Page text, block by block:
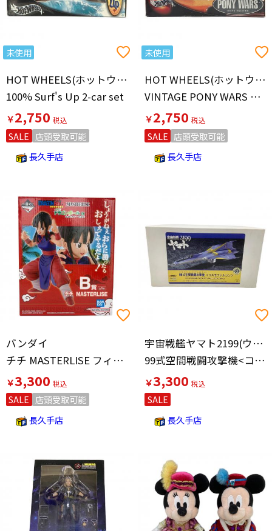
未使用
HOT WHEELS(ホットウィール)
100% Surf's Up 2-car set
￥2,750
SALE 店頭受取可能
長久手店
未使用
HOT WHEELS(ホットウィール)
VINTAGE PONY WARS ROAD RACING
￥2,750
SALE 店頭受取可能
長久手店
バンダイ
チチ MASTERLISE フィギュア 一番くじ B賞
￥3,300
SALE 店頭受取可能
長久手店
宇宙戦艦ヤマト2199(ウチュウセンカンヤマト2199)
99式空間戦闘攻撃機<コスモファルコン>
￥3,300
SALE
長久手店